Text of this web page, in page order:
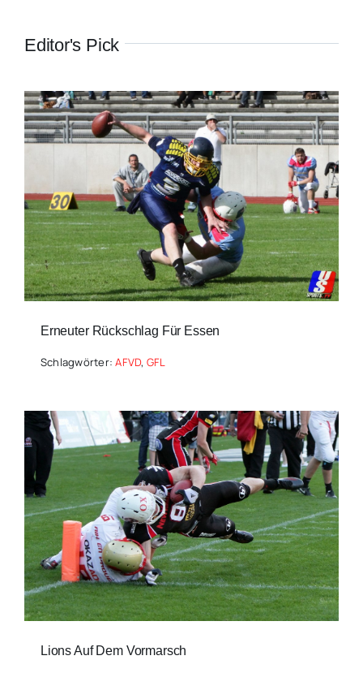
Editor's Pick
Erneuter Rückschlag Für Essen
Schlagwörter:AFVD, GFL
Lions Auf Dem Vormarsch